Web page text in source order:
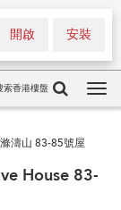
安裝
開啟
索香港樓盤
滌濤山 83-85號屋
House 83-